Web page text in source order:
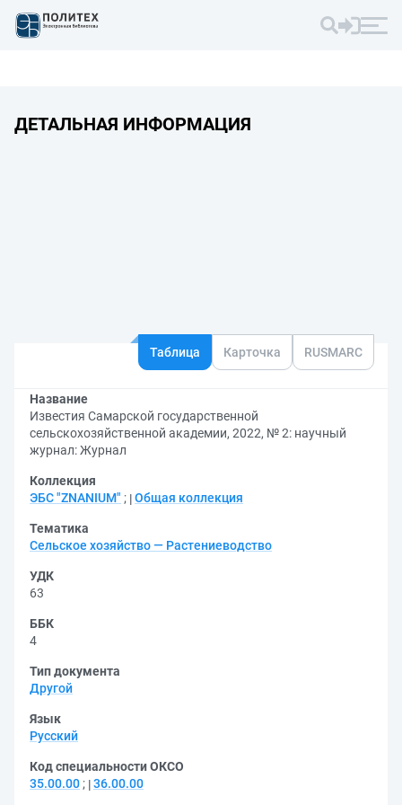
ДЕТАЛЬНАЯ ИНФОРМАЦИЯ
Таблица Карточка RUSMARC
Название
Известия Самарской государственной
сельскохозяйственной академии, 2022, № 2: научный
журнал: Журнал
Коллекция
ЭБС "ZNANIUM" ; Общая коллекция
Тематика
Сельское хозяйство — Растениеводство
УДК
63
ББК
4
Тип документа
Другой
Язык
Русский
Код специальности ОКСО
35.00.00 ; 36.00.00